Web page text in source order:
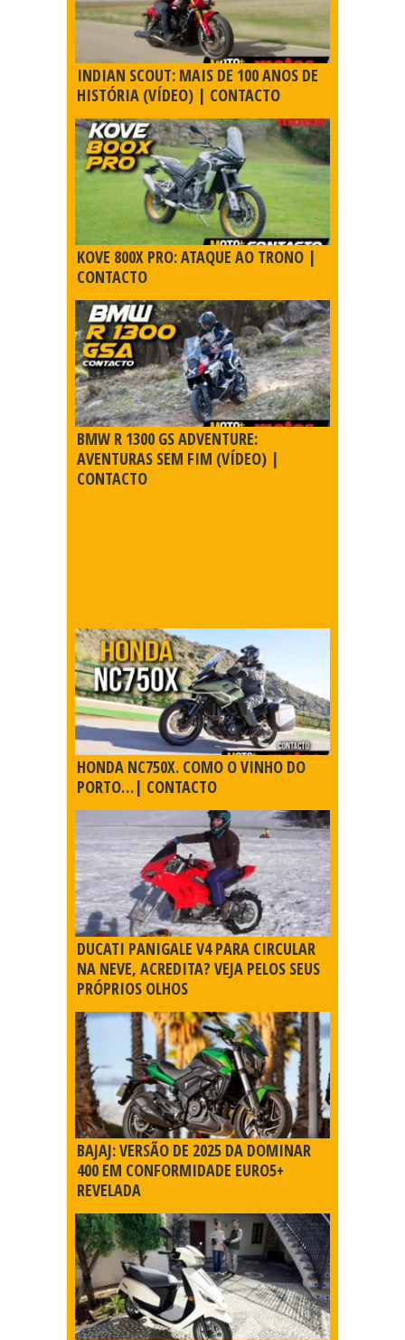
INDIAN SCOUT: MAIS DE 100 ANOS DE
HISTÓRIA (VÍDEO) | CONTACTO
KOVE 800X PRO: ATAQUE AO TRONO |
CONTACTO
BMW R 1300 GS ADVENTURE:
AVENTURAS SEM FIM (VÍDEO) |
CONTACTO
HONDA NC750X. COMO O VINHO DO
PORTO…| CONTACTO
DUCATI PANIGALE V4 PARA CIRCULAR
NA NEVE, ACREDITA? VEJA PELOS SEUS
PRÓPRIOS OLHOS
BAJAJ: VERSÃO DE 2025 DA DOMINAR
400 EM CONFORMIDADE EURO5+
REVELADA